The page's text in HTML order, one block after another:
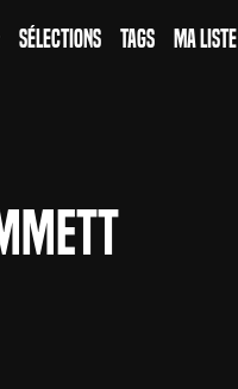
Sélections Tags Ma Liste